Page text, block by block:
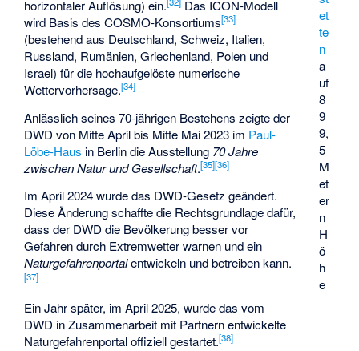
et
te
n
a
uf
8
9
9,
5
M
et
er
n
H
ö
h
e
horizontaler Auflösung) ein.
Das ICON-Modell
wird Basis des COSMO-Konsortiums[33]
(bestehend aus Deutschland, Schweiz, Italien,
Russland, Rumänien, Griechenland, Polen und
Israel) für die hochaufgelöste numerische
Wettervorhersage.[34]
Anlässlich seines 70-jährigen Bestehens zeigte der
DWD von Mitte April bis Mitte Mai 2023 im Paul-
Löbe-Haus in Berlin die Ausstellung 70 Jahre
zwischen Natur und Gesellschaft.[35][36]
Im April 2024 wurde das DWD-Gesetz geändert.
Diese Änderung schaffte die Rechtsgrundlage dafür,
dass der DWD die Bevölkerung besser vor
Gefahren durch Extremwetter warnen und ein
Naturgefahrenportalentwickeln und betreiben kann.
[37]
Ein Jahr später, im April 2025, wurde das vom
DWD in Zusammenarbeit mit Partnern entwickelte
Naturgefahrenportal offiziell gestartet.[38]